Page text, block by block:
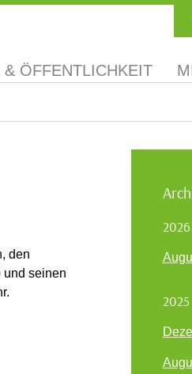
& ÖFFENTLICHKEIT
den
und seinen
2026
2025